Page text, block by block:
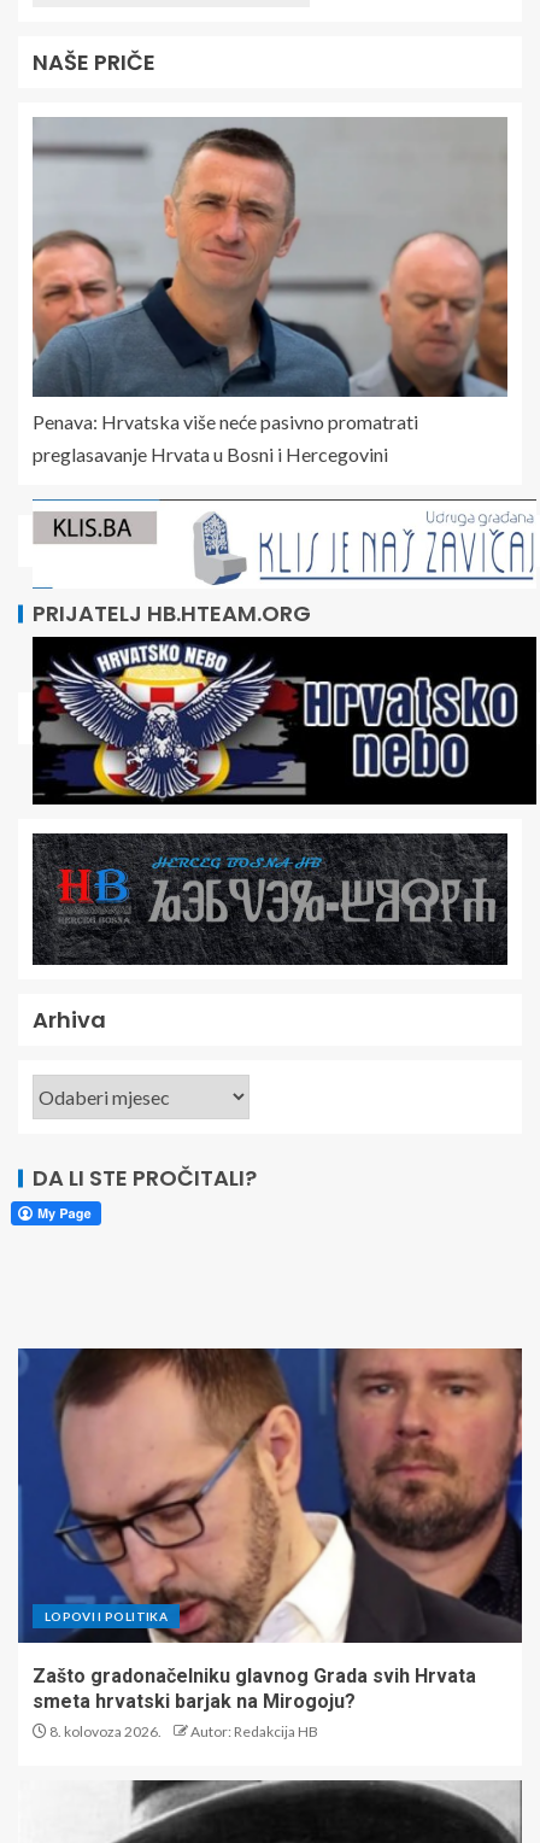
NAŠE PRIČE
Penava: Hrvatska više neće pasivno promatrati
preglasavanje Hrvata u Bosni i Hercegovini
PRIJATELJ HB.HTEAM.ORG
Arhiva
DA LI STE PROČITALI?
LOPOVI I POLITIKA
Zašto gradonačelniku glavnog Grada svih Hrvata
smeta hrvatski barjak na Mirogoju?
8. kolovoza 2026. Autor: Redakcija HB